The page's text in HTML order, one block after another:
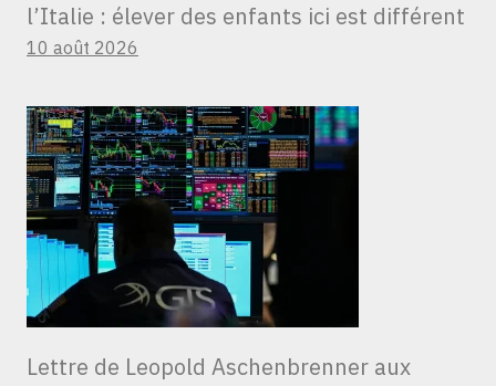
l’Italie : élever des enfants ici est différent
10 août 2026
Lettre de Leopold Aschenbrenner aux